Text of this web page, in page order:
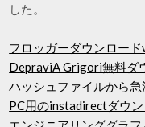
した。
フロッガーダウンロー
DepraviA Grigori無料ダ
ハッシュファイルから
PC用のinstadirectダウン